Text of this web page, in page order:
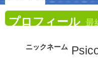
プロフィール 最
ニックネーム